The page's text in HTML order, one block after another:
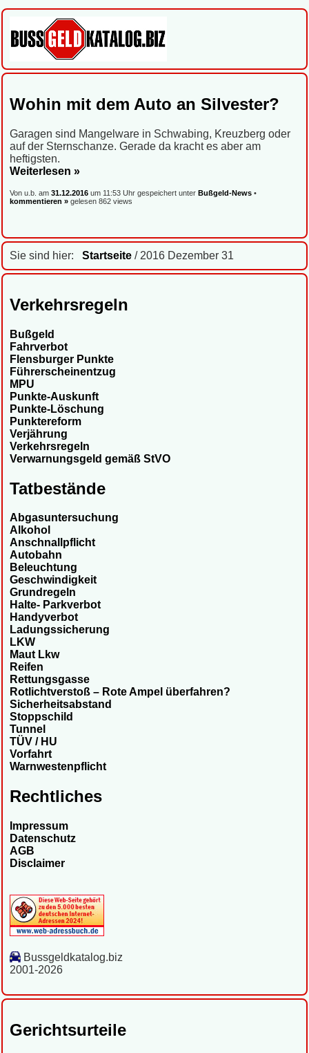
Sie sind hier: Startseite / 2016 Dezember 31
Verkehrsregeln
Bußgeld
Fahrverbot
Flensburger Punkte
Führerscheinentzug
MPU
Punkte-Auskunft
Punkte-Löschung
Punktereform
Verjährung
Verkehrsregeln
Verwarnungsgeld gemäß StVO
Tatbestände
Abgasuntersuchung
Alkohol
Anschnallpflicht
Autobahn
Beleuchtung
Geschwindigkeit
Grundregeln
Halte- Parkverbot
Handyverbot
Ladungssicherung
LKW
Maut Lkw
Reifen
Rettungsgasse
Rotlichtverstoß – Rote Ampel überfahren?
Sicherheitsabstand
Stoppschild
Tunnel
TÜV / HU
Vorfahrt
Warnwestenpflicht
Rechtliches
Impressum
Datenschutz
AGB
Disclaimer
Bussgeldkatalog.biz
2001-2026
Wohin mit dem Auto an Silvester?
Garagen sind Mangelware in Schwabing, Kreuzberg oder
auf der Sternschanze. Gerade da kracht es aber am
heftigsten.
Weiterlesen »
Von u.b. am 31.12.2016 um 11:53 Uhr gespeichert unter Bußgeld-News •
kommentieren » gelesen 862 views
Gerichtsurteile